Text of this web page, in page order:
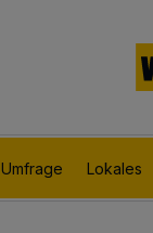
Umfrage Lokales